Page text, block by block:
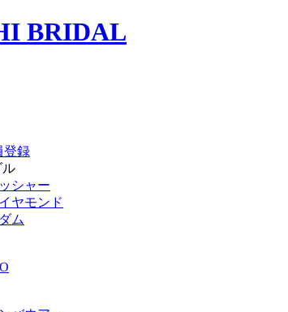
登録
ル
シャー
ヤモンド
ム